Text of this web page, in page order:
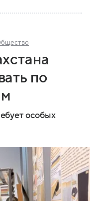
по
особых